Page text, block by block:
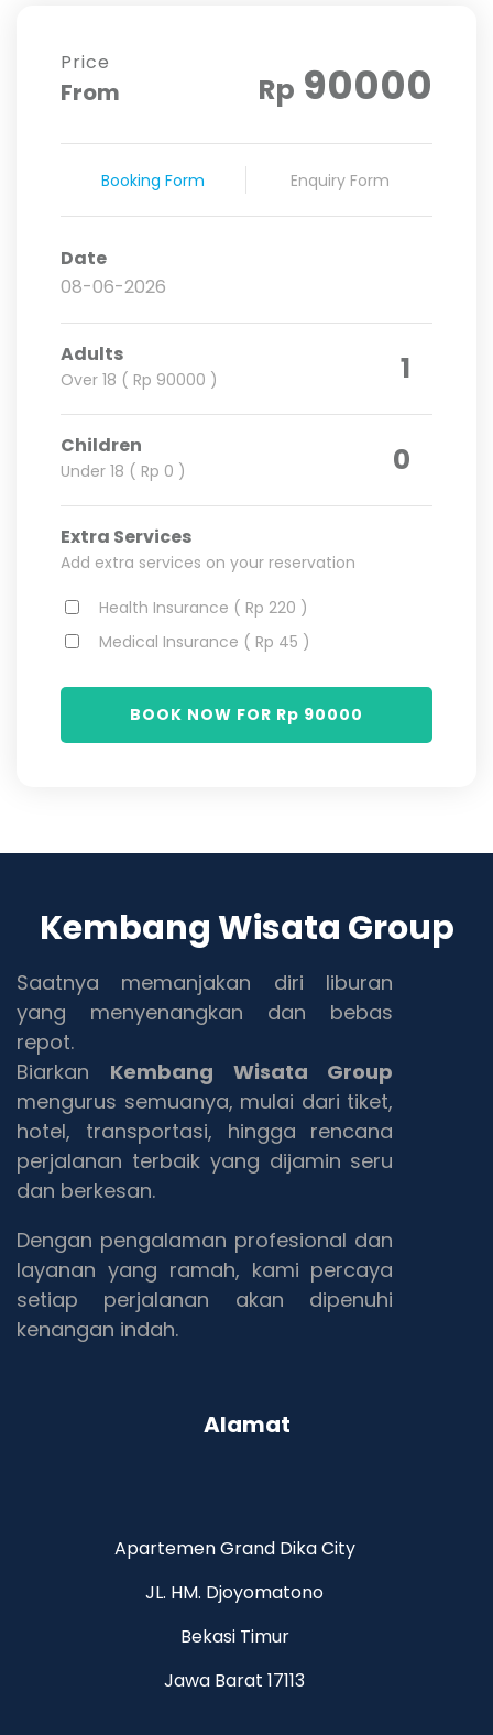
Price
From Rp 90000
Booking Form Enquiry Form
Date
Adults
Over 18 ( Rp 90000 ) 1
Children
Under 18 ( Rp 0 ) 0
Extra Services
Add extra services on your reservation
Health Insurance ( Rp 220 )
Medical Insurance ( Rp 45 )
BOOK NOW FOR Rp 90000
Kembang Wisata Group
Saatnya memanjakan diri liburan
yang menyenangkan dan bebas
repot.
Biarkan Kembang Wisata Group
mengurus semuanya, mulai dari tiket,
hotel, transportasi, hingga rencana
perjalanan terbaik yang dijamin seru
dan berkesan.
Dengan pengalaman profesional dan
layanan yang ramah, kami percaya
setiap perjalanan akan dipenuhi
kenangan indah.
Alamat
Apartemen Grand Dika City
JL. HM. Djoyomatono
Bekasi Timur
Jawa Barat 17113